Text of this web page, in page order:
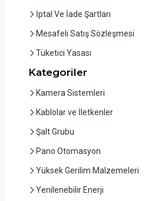
İptal Ve İade Şartları
Mesafeli Satış Sözleşmesi
Tüketici Yasası
Kategoriler
Kamera Sistemleri
Kablolar ve İletkenler
Şalt Grubu
Pano Otomasyon
Yüksek Gerilim Malzemeleri
Yenilenebilir Enerji